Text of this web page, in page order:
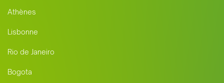
Athènes
Lisbonne
Rio de Janeiro
Bogota